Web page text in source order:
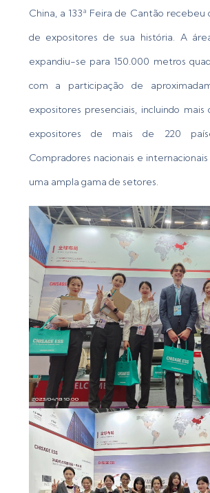
China, a 133ª Feira de Cantão recebeu
de expositores de sua história. A
expandiu-se para 150.000 metros
com a participação de
expositores presenciais, incluindo
expositores de mais de 220
Compradores nacionais e
uma ampla gama de setores.